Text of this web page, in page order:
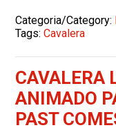
Categoria/Category:
Tags:Cavalera
CAVALERA
ANIMADO
PAST